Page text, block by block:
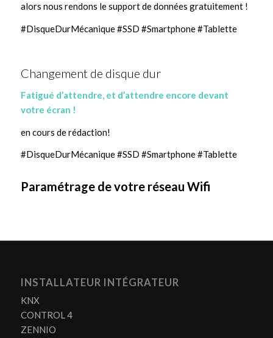
alors nous rendons le support de données gratuitement !
#DisqueDurMécanique #SSD #Smartphone #Tablette
Changement de disque dur
Fatigué d’attendre, et d’attendre encore devant
votre écran !
en cours de rédaction!
#DisqueDurMécanique #SSD #Smartphone #Tablette
Paramétrage de votre réseau Wifi
INSTALLATEUR INTÉGRATEUR
KNX
CONTROL 4
ZENNIO